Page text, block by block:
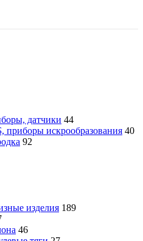
датчики 44
приборы искрообразования 40
92
изделия 189
46